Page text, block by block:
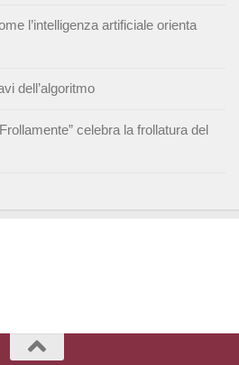
l’intelligenza artificiale orienta
dell’algoritmo
celebra la frollatura del